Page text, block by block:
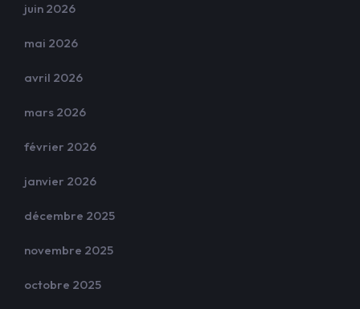
juin 2026
mai 2026
avril 2026
mars 2026
février 2026
janvier 2026
décembre 2025
novembre 2025
octobre 2025